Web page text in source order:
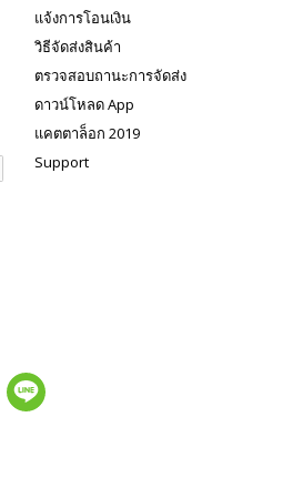
แจ้งการโอนเงิน
วิธีจัดส่งสินค้า
ตรวจสอบถานะการจัดส่ง
ดาวน์โหลด App
แคตตาล็อก 2019
Support